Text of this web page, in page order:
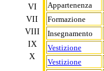
Appartenenza
Formazione
Insegnamento
Vestizione
Vestizione
VI
VII
VIII
IX
X